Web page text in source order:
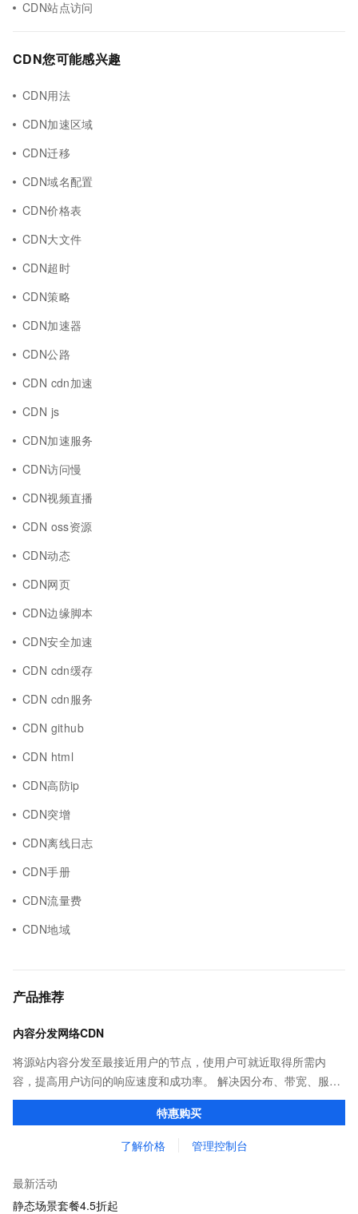
CDN站点访问
CDN您可能感兴趣
CDN用法
CDN加速区域
CDN迁移
CDN域名配置
CDN价格表
CDN大文件
CDN超时
CDN策略
CDN加速器
CDN公路
CDN cdn加速
CDN js
CDN加速服务
CDN访问慢
CDN视频直播
CDN oss资源
CDN动态
CDN网页
CDN边缘脚本
CDN安全加速
CDN cdn缓存
CDN cdn服务
CDN github
CDN html
CDN高防ip
CDN突增
CDN离线日志
CDN手册
CDN流量费
CDN地域
产品推荐
内容分发网络CDN
将源站内容分发至最接近用户的节点，使用户可就近取得所需内
容，提高用户访问的响应速度和成功率。 解决因分布、带宽、服务
器性能带来的访问延迟问题，适用于站点加速、点播、直播等场
特惠购买
了解价格 管理控制台
最新活动
静态场景套餐4.5折起